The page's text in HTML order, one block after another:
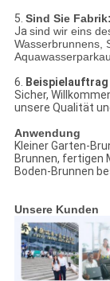
5. Sind Sie Fabrik:
Ja sind wir eins
Wasserbrunnens,
6.
Sicher,
unsere Qualität
Anwendung
Kleiner Garten-
Brunnen, fertigen
Boden-Brunnen
Unsere Kunden